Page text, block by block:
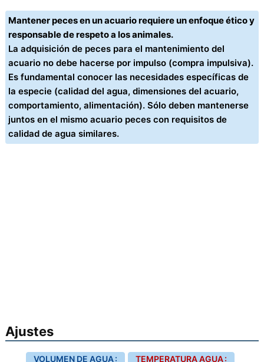
Mantener peces en un acuario requiere un enfoque ético y
responsable de respeto a los animales.
La adquisición de peces para el mantenimiento del
acuario no debe hacerse por impulso (compra impulsiva).
Es fundamental conocer las necesidades específicas de
la especie (calidad del agua, dimensiones del acuario,
comportamiento, alimentación). Sólo deben mantenerse
juntos en el mismo acuario peces con requisitos de
calidad de agua similares.
Ajustes
VOLUMEN DE AGUA : TEMPERATURA AGUA :